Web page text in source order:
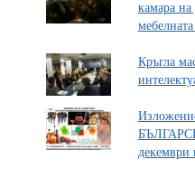
камара на
Кръгла